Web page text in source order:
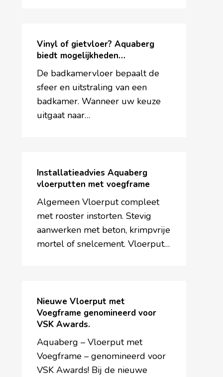
gietvloer?
Aquaberg
biedt
mogelijkheden…
Vinyl of gietvloer? Aquaberg
biedt mogelijkheden…
De badkamervloer bepaalt de
sfeer en uitstraling van een
badkamer. Wanneer uw keuze
uitgaat naar…
Aquaberg
vloerputten
voegframe
Installatieadvies Aquaberg
vloerputten met voegframe
Algemeen Vloerput compleet
met rooster instorten. Stevig
aanwerken met beton, krimpvrije
mortel of snelcement. Vloerput…
Vloerput
met
Voegframe
genomineerd
voor
VSK
Nieuwe Vloerput met
Voegframe genomineerd voor
VSK Awards.
Aquaberg – Vloerput met
Voegframe – genomineerd voor
VSK Awards! Bij de nieuwe